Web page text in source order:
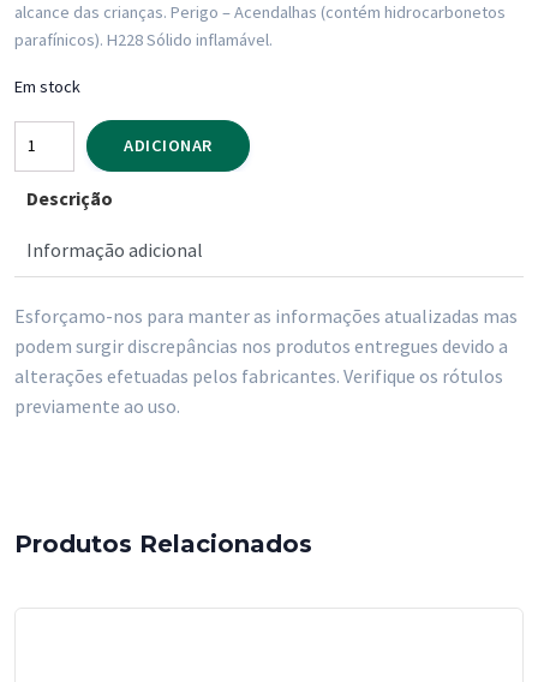
alcance das crianças. Perigo – Acendalhas (contém hidrocarbonetos
parafínicos). H228 Sólido inflamável.
Em stock
Quantidade
de
Acendalhas
ADICIONAR
Descrição
Informação adicional
Esforçamo-nos para manter as informações atualizadas mas
podem surgir discrepâncias nos produtos entregues devido a
alterações efetuadas pelos fabricantes. Verifique os rótulos
previamente ao uso.
Produtos Relacionados